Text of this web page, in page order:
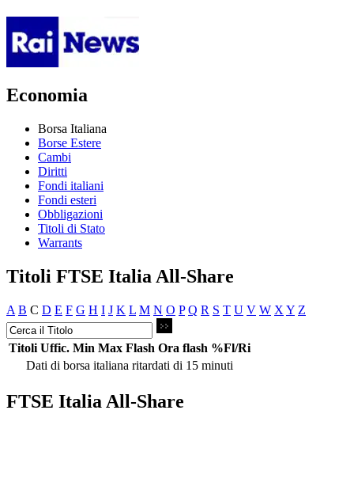
Economia
Borsa Italiana
Borse Estere
Cambi
Diritti
Fondi italiani
Fondi esteri
Obbligazioni
Titoli di Stato
Warrants
Titoli FTSE Italia All-Share
A B C D E F G H I J K L M N O P Q R S T U V W X Y Z
Titoli Uffic. Min Max Flash Ora flash %Fl/Ri
Dati di borsa italiana ritardati di 15 minuti
FTSE Italia All-Share